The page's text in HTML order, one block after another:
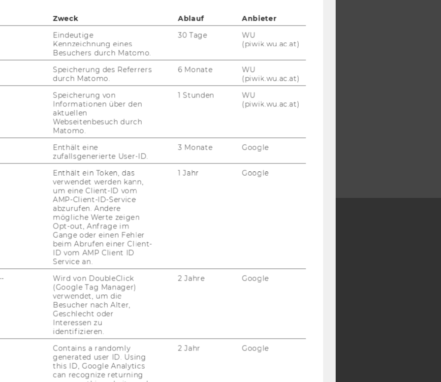
JOBPORTAL
RESEARCH CAREER
WELCOME SERVICES
JOBS MIT WU-STUDIUM
KARRIEREKONTAKTE AN DER
KARRIERENETZWERKE AN DER
NewsletterBluesky
WEBSEITE
MEDIA
Zweck Ablauf
Anbieter
Eindeutige
Kennzeichnung eines
Besuchers durch Matomo.
30 Tage
WU
(piwik.wu.ac.at)
Speicherung des Referrers
durch Matomo.
6 Monate
WU
(piwik.wu.ac.at)
Speicherung von
Informationen über den
aktuellen
Webseitenbesuch durch
Matomo.
1 Stunden
WU
(piwik.wu.ac.at)
Enthält eine
zufallsgenerierte User-ID.
3 Monate Google
Enthält ein Token, das
verwendet werden kann,
um eine Client-ID vom
AMP-Client-ID-Service
abzurufen. Andere
mögliche Werte zeigen
Opt-out, Anfrage im
Gange oder einen Fehler
beim Abrufen einer Client-
ID vom AMP Client ID
Service an.
1 Jahr Google
Wird von DoubleClick
(Google Tag Manager)
verwendet, um die
Besucher nach Alter,
Geschlecht oder
Interessen zu
identifizieren.
2 Jahre Google
Contains a randomly
generated user ID. Using
this ID, Google Analytics
can recognize returning
2 Jahr Google